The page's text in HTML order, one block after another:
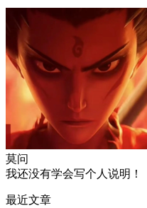
莫问
我还没有学会写个人说明！
最近文章